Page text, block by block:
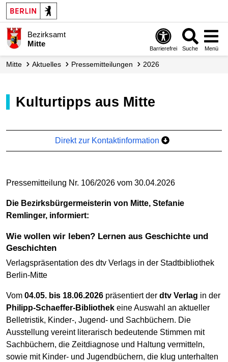
Bezirksamt
Mitte
Barrierefrei Suche Menü
Mitte Aktuelles Presse­mitteilungen 2026
Kulturtipps aus Mitte
Direkt zur Kontaktinformation
Pressemitteilung Nr. 106/2026 vom 30.04.2026
Die Bezirksbürgermeisterin von Mitte, Stefanie
Remlinger, informiert:
Wie wollen wir leben? Lernen aus Geschichte und
Geschichten
Verlagspräsentation des dtv Verlags in der Stadtbibliothek
Berlin-Mitte
Vom 04.05. bis 18.06.2026 präsentiert der dtv Verlag in der
Philipp-Schaeffer-Bibliothek eine Auswahl an aktueller
Belletristik, Kinder-, Jugend- und Sachbüchern. Die
Ausstellung vereint literarisch bedeutende Stimmen mit
Sachbüchern, die Zeitdiagnose und Haltung vermitteln,
sowie mit Kinder- und Jugendbüchern, die klug unterhalten